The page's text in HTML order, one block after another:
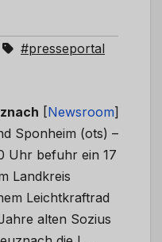
#presseportal
[Newsroom]
Sponheim (ots) –
Uhr befuhr ein 17
Landkreis
Leichtkraftrad
alten Sozius